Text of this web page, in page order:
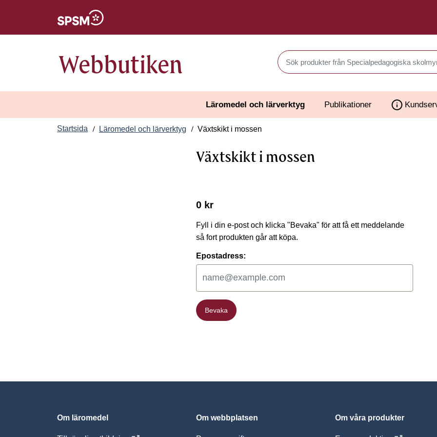
Webbutiken Sök produkter i Webbutiken
Läromedel och lärverktyg Publikationer
Startsida Läromedel och lärverktyg Växtskikt i mossen
Växtskikt i mossen
0 kr
Fyll i din e-post och klicka "Bevaka" för att få ett meddelande
så fort produkten går att köpa.
Epostadress:
Bevaka
Bevaka
Om läromedel Om webbplatsen Om våra produkter